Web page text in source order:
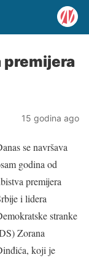
premijera
15 godina ago
se navršava
godina od
premijera
i lidera
stranke
Zorana
koji je